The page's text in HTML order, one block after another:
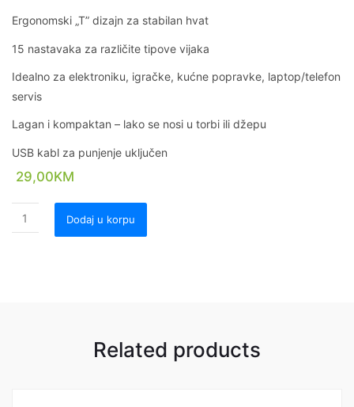
Ergonomski „T” dizajn za stabilan hvat
15 nastavaka za različite tipove vijaka
Idealno za elektroniku, igračke, kućne popravke, laptop/telefon
servis
Lagan i kompaktan – lako se nosi u torbi ili džepu
USB kabl za punjenje uključen
29,00KM
Dodaj u korpu
Related products